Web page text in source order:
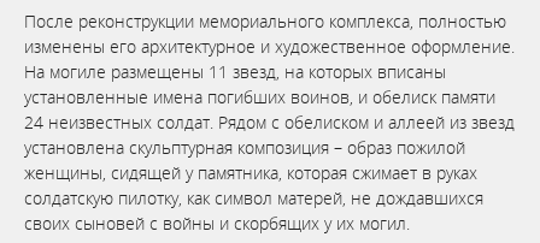
После реконструкции мемориального комплекса, полностью
изменены его архитектурное и художественное оформление.
На могиле размещены 11 звезд, на которых вписаны
установленные имена погибших воинов, и обелиск памяти
24 неизвестных солдат. Рядом с обелиском и аллеей из звезд
установлена скульптурная композиция – образ пожилой
женщины, сидящей у памятника, которая сжимает в руках
солдатскую пилотку, как символ матерей, не дождавшихся
своих сыновей с войны и скорбящих у их могил.